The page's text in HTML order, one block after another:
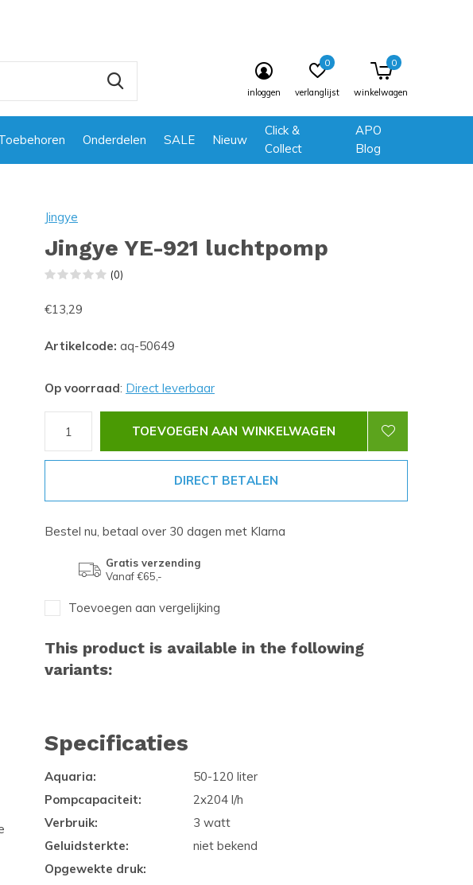
Onderdelen SALE Nieuw
Click &
Collect
APO
Blog
inloggen verlanglijst
0
winkelwagen
0
Jingye
Jingye YE-921 luchtpomp
(0)
€13,29
Artikelcode: aq-50649
Op voorraad: Direct leverbaar
TOEVOEGEN AAN WINKELWAGEN
DIRECT BETALEN
Bestel nu, betaal over 30 dagen met Klarna
Gratis verzending
Vanaf €65,-
Toevoegen aan vergelijking
This product is available in the following
variants:
Specificaties
Aquaria:
50-120 liter
Pompcapaciteit:
2x204 l/h
Verbruik:
3 watt
Geluidsterkte:
niet bekend
Opgewekte druk: